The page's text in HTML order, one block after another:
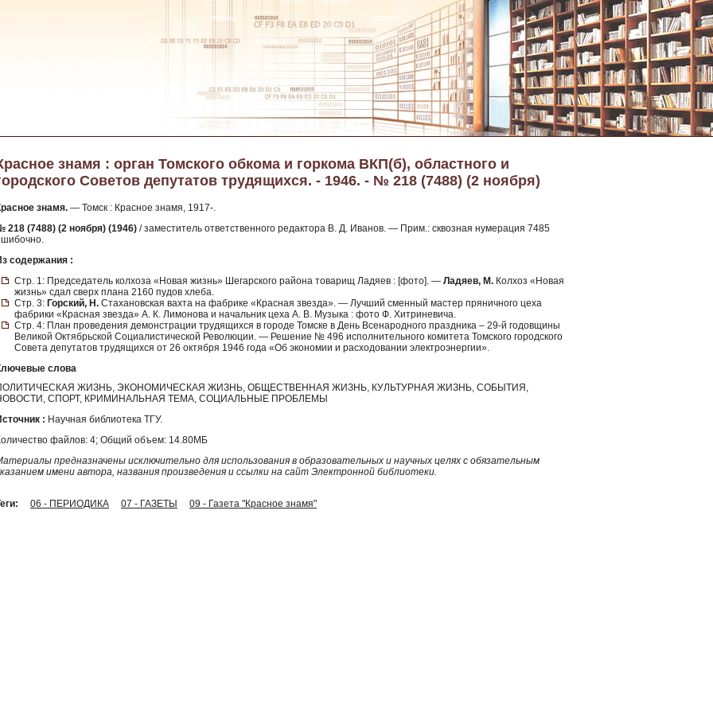
знамя : орган Томского обкома и горкома ВКП(б), областного и
Советов депутатов трудящихся. - 1946. - № 218 (7488) (2 ноября)
знамя. — Томск : Красное знамя, 1917-.
218 (7488) (2 ноября) (1946) / заместитель ответственного редактора В. Д. Иванов. — Прим.: сквозная нумерация 7485
содержания :
Стр. 1: Председатель колхоза «Новая жизнь» Шегарского района товарищ Ладяев : [фото]. — Ладяев, М. Колхоз «Новая
жизнь» сдал сверх плана 2160 пудов хлеба.
Стр. 3: Горский, Н. Стахановская вахта на фабрике «Красная звезда». — Лучший сменный мастер пряничного цеха
фабрики «Красная звезда» А. К. Лимонова и начальник цеха А. В. Музыка : фото Ф. Хитриневича.
Стр. 4: План проведения демонстрации трудящихся в городе Томске в День Всенародного праздника – 29-й годовщины
Великой Октябрьской Социалистической Революции. — Решение № 496 исполнительного комитета Томского городского
Совета депутатов трудящихся от 26 октября 1946 года «Об экономии и расходовании электроэнергии».
слова
ЖИЗНЬ, ЭКОНОМИЧЕСКАЯ ЖИЗНЬ, ОБЩЕСТВЕННАЯ ЖИЗНЬ, КУЛЬТУРНАЯ ЖИЗНЬ, СОБЫТИЯ,
СПОРТ, КРИМИНАЛЬНАЯ ТЕМА, СОЦИАЛЬНЫЕ ПРОБЛЕМЫ
: Научная библиотека ТГУ.
файлов: 4; Общий объем: 14.80МБ
предназначены исключительно для использования в образовательных и научных целях с обязательным
имени автора, названия произведения и ссылки на сайт Электронной библиотеки.
06 - ПЕРИОДИКА 07 - ГАЗЕТЫ 09 - Газета "Красное знамя"